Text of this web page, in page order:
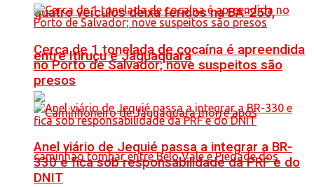
quatro veículos deixa feridos na BA-250,
entre Itiruçu e Jaguaquara
Cerca de 1 tonelada de cocaína é apreendida
no Porto de Salvador; nove suspeitos são
presos
Anel viário de Jequié passa a integrar a BR-
330 e fica sob responsabilidade da PRF e do
DNIT